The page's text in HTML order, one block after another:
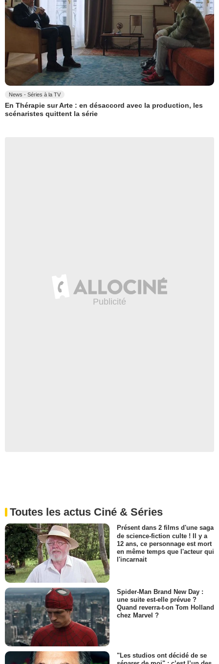
News - Séries à la TV
En Thérapie sur Arte : en désaccord avec la production, les
scénaristes quittent la série
Toutes les actus Ciné & Séries
Présent dans 2 films d'une saga
de science-fiction culte ! Il y a
12 ans, ce personnage est mort
en même temps que l'acteur qui
l'incarnait
Spider-Man Brand New Day :
une suite est-elle prévue ?
Quand reverra-t-on Tom Holland
chez Marvel ?
"Les studios ont décidé de se